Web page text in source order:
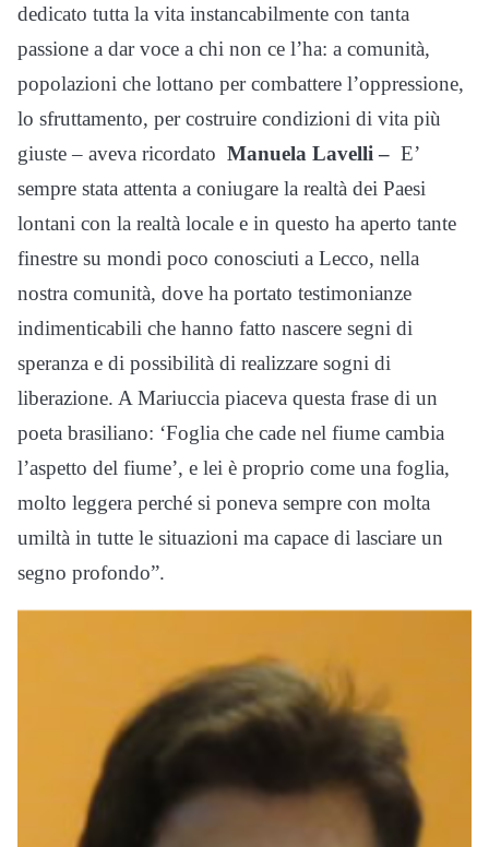
dedicato tutta la vita instancabilmente con tanta
passione a dar voce a chi non ce l’ha: a comunità,
popolazioni che lottano per combattere l’oppressione,
lo sfruttamento, per costruire condizioni di vita più
giuste – aveva ricordato Manuela Lavelli – E’
sempre stata attenta a coniugare la realtà dei Paesi
lontani con la realtà locale e in questo ha aperto tante
finestre su mondi poco conosciuti a Lecco, nella
nostra comunità, dove ha portato testimonianze
indimenticabili che hanno fatto nascere segni di
speranza e di possibilità di realizzare sogni di
liberazione. A Mariuccia piaceva questa frase di un
poeta brasiliano: ‘Foglia che cade nel fiume cambia
l’aspetto del fiume’, e lei è proprio come una foglia,
molto leggera perché si poneva sempre con molta
umiltà in tutte le situazioni ma capace di lasciare un
segno profondo”.